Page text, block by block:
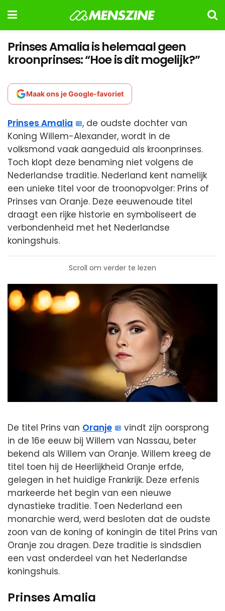
Prinses Amalia is helemaal geen
kroonprinses: “Hoe is dit mogelijk?”
Maak ons je Google-favoriet
Prinses Amalia
, de oudste dochter van
Koning Willem-Alexander, wordt in de
volksmond vaak aangeduid als kroonprinses.
Toch klopt deze benaming niet volgens de
Nederlandse traditie. Nederland kent namelijk
een unieke titel voor de troonopvolger: Prins of
Prinses van Oranje. Deze eeuwenoude titel
draagt een rijke historie en symboliseert de
verbondenheid met het Nederlandse
koningshuis.
Scroll om verder te lezen
De titel Prins van Oranje
vindt zijn oorsprong
in de 16e eeuw bij Willem van Nassau, beter
bekend als Willem van Oranje. Willem kreeg de
titel toen hij de Heerlijkheid Oranje erfde,
gelegen in het huidige Frankrijk. Deze erfenis
markeerde het begin van een nieuwe
dynastieke traditie. Toen Nederland een
monarchie werd, werd besloten dat de oudste
zoon van de koning of koningin de titel Prins van
Oranje zou dragen. Deze traditie is sindsdien
een vast onderdeel van het Nederlandse
koningshuis.
Prinses Amalia